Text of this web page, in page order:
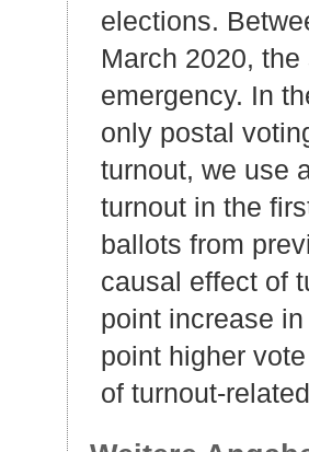
elections.
March 2020,
emergency. In
only postal
turnout, we use
turnout in the
ballots from
causal effect of
point increase
point higher
of turnout-